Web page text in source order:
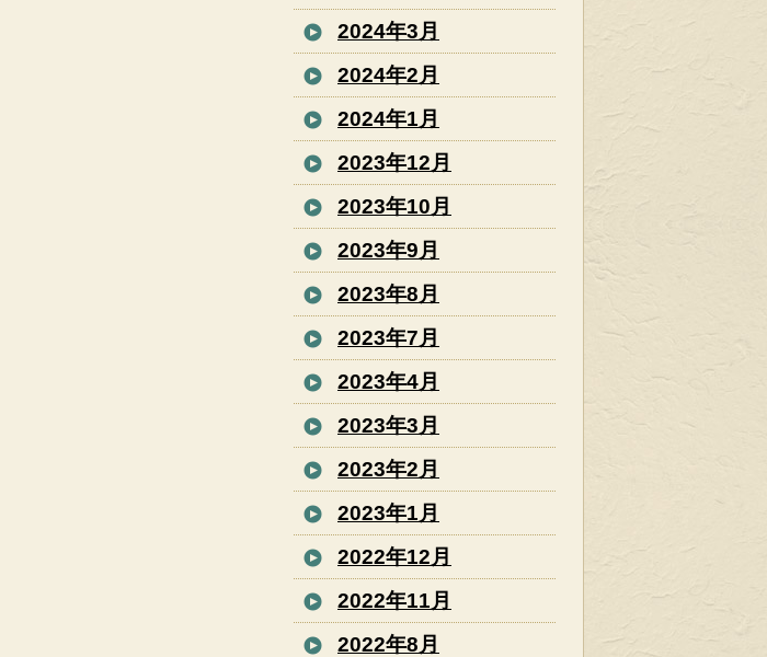
2024年3月
2024年2月
2024年1月
2023年12月
2023年10月
2023年9月
2023年8月
2023年7月
2023年4月
2023年3月
2023年2月
2023年1月
2022年12月
2022年11月
2022年8月